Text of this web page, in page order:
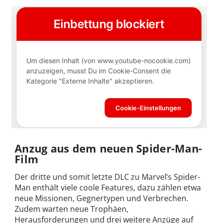
Anzug aus dem neuen Spider-Man-
Film
Der dritte und somit letzte DLC zu Marvel‘s Spider-
Man enthält viele coole Features, dazu zählen etwa
neue Missionen, Gegnertypen und Verbrechen.
Zudem warten neue Trophäen,
Herausforderungen und drei weitere Anzüge auf